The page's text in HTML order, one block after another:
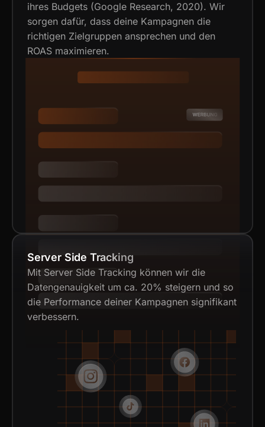
ihres Budgets (Google Research, 2020). Wir
sorgen dafür, dass deine Kampagnen die
richtigen Zielgruppen ansprechen und den
ROAS maximieren.
Server Side Tracking
Mit Server Side Tracking können wir die
Datengenauigkeit um ca. 20% steigern und so
die Performance deiner Kampagnen signifikant
verbessern.